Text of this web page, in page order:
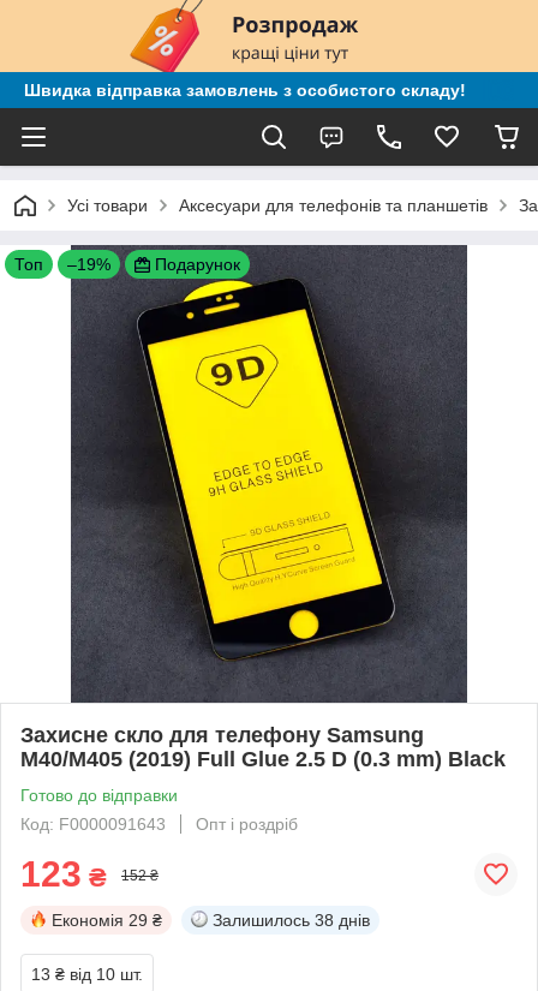
Швидка відправка замовлень з особистого складу!
Усі товари Аксесуари для телефонів та планшетів
Топ –19% Подарунок
Захисне скло для телефону Samsung
M40/M405 (2019) Full Glue 2.5 D (0.3 mm) Black
Готово до відправки
Код: F0000091643
Опт і роздріб
123 ₴ 152 ₴
Економія 29 ₴ Залишилось 38 днів
13 ₴ від 10 шт.